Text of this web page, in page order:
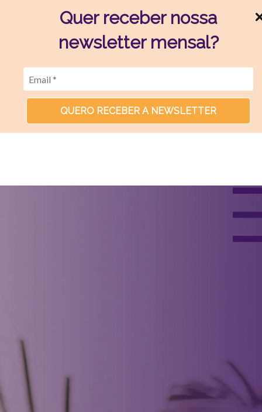
Quer receber nossa
newsletter mensal?
QUERO RECEBER A NEWSLETTER